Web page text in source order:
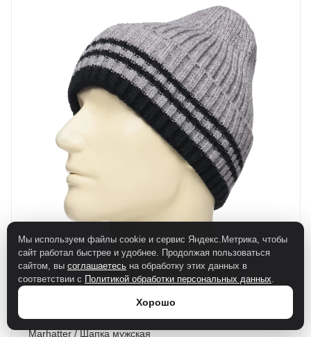
Marhatter / Шапка мужская
Мы используем файлы cookie и сервис Яндекс.Метрика, чтобы
сайт работал быстрее и удобнее. Продолжая пользоваться
сайтом, вы соглашаетесь на обработку этих данных в
соответствии с Политикой обработки персональных данных.
Хорошо